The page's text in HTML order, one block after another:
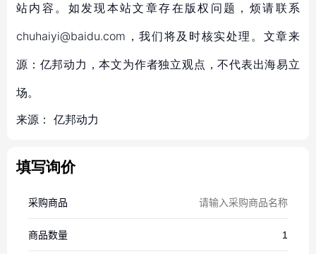
站内容。如发现本站文章存在版权问题，烦请联系
chuhaiyi@baidu.com，我们将及时核实处理。文章来
源：亿邦动力，本文为作者独立观点，不代表出海易立
场。
来源： 亿邦动力
填写询价